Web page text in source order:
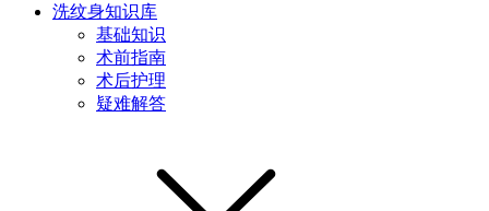
洗纹身知识库
基础知识
术前指南
术后护理
疑难解答